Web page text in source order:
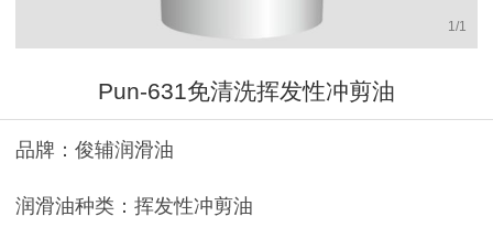
1 /1
Pun-631免清洗挥发性冲剪油
品牌：俊辅润滑油
润滑油种类：挥发性冲剪油